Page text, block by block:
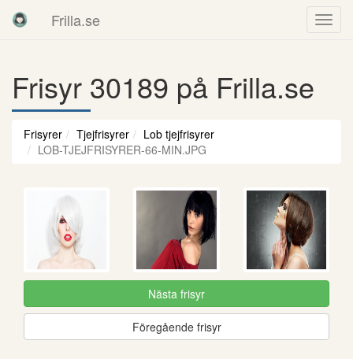
Frilla.se
Frisyr 30189 på Frilla.se
Frisyrer Tjejfrisyrer
Lob tjejfrisyrer
LOB-TJEJFRISYRER-66-MIN.JPG
Nästa frisyr
Föregående frisyr